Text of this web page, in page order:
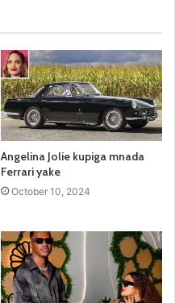
Angelina Jolie kupiga mnada
Ferrari yake
October 10, 2024